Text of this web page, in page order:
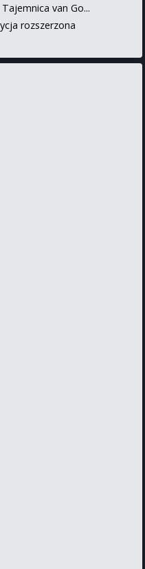
Tajemnica van Go...
rozszerzona